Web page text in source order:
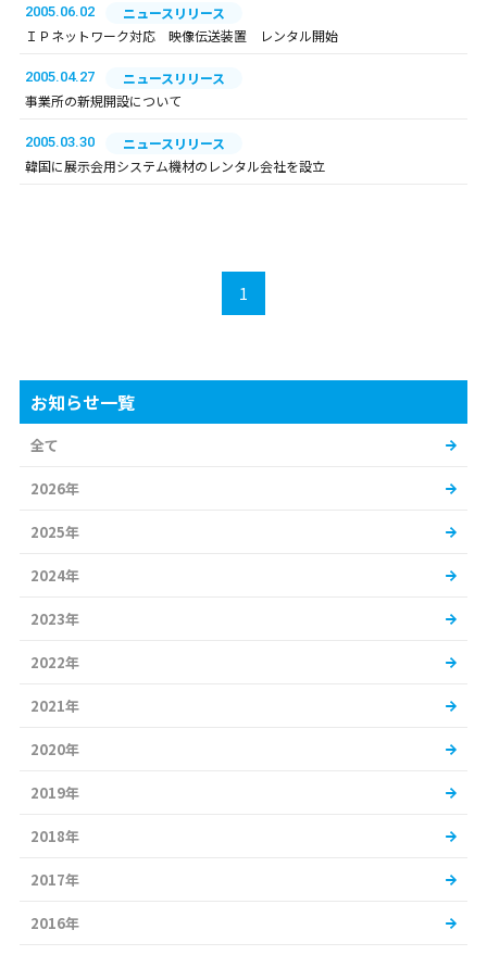
2005.06.02
ニュースリリース
ＩＰネットワーク対応 映像伝送装置 レンタル開始
2005.04.27
ニュースリリース
事業所の新規開設について
2005.03.30
ニュースリリース
韓国に展示会用システム機材のレンタル会社を設立
1
お知らせ一覧
全て
2026年
2025年
2024年
2023年
2022年
2021年
2020年
2019年
2018年
2017年
2016年